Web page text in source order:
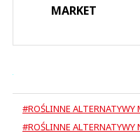
MARKET
#ROŚLINNE ALTERNATYWY
#ROŚLINNE ALTERNATYWY